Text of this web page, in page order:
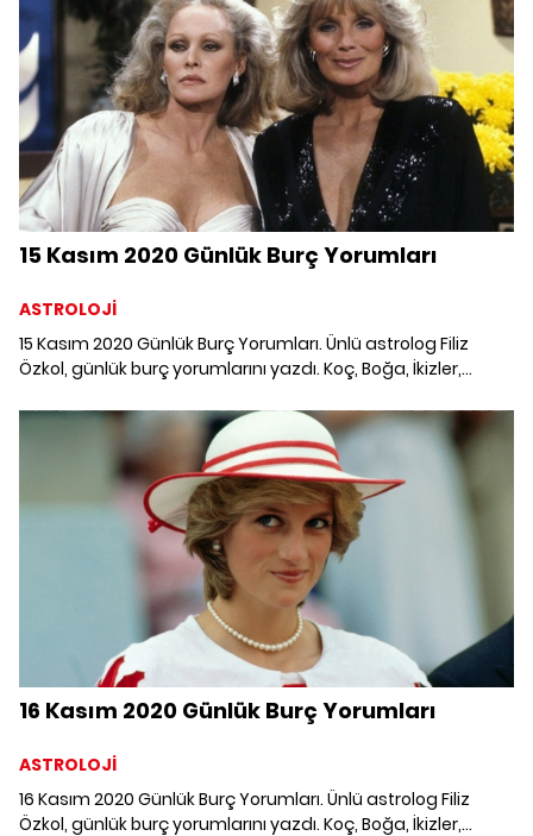
15 Kasım 2020 Günlük Burç Yorumları
ASTROLOJİ
15 Kasım 2020 Günlük Burç Yorumları. Ünlü astrolog Filiz
Özkol, günlük burç yorumlarını yazdı. Koç, Boğa, İkizler,
Balık burcunu 15 Kasım'da neler bekliyor?
16 Kasım 2020 Günlük Burç Yorumları
ASTROLOJİ
16 Kasım 2020 Günlük Burç Yorumları. Ünlü astrolog Filiz
Özkol, günlük burç yorumlarını yazdı. Koç, Boğa, İkizler,